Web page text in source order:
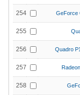
254 GeForce
255
256 Quadro
257
258